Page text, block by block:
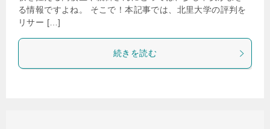
る情報ですよね。 そこで！本記事では、北里大学の評判を
リサー […]
続きを読む